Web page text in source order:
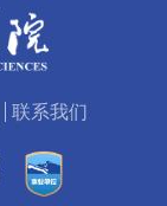
联系我们